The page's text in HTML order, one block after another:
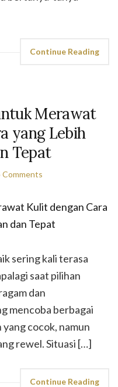
Continue Reading
Merawat
yang Lebih
Tepat
Comments
sering kali terasa
saat pilihan
dan
mencoba berbagai
cocok, namun
rewel. Situasi […]
Continue Reading